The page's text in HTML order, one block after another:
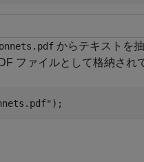
からテキストを
ファイルとして格納され
);